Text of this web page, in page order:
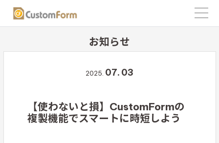
お知らせ
2025. 07. 03
【使わないと損】CustomFormの
複製機能でスマートに時短しよう